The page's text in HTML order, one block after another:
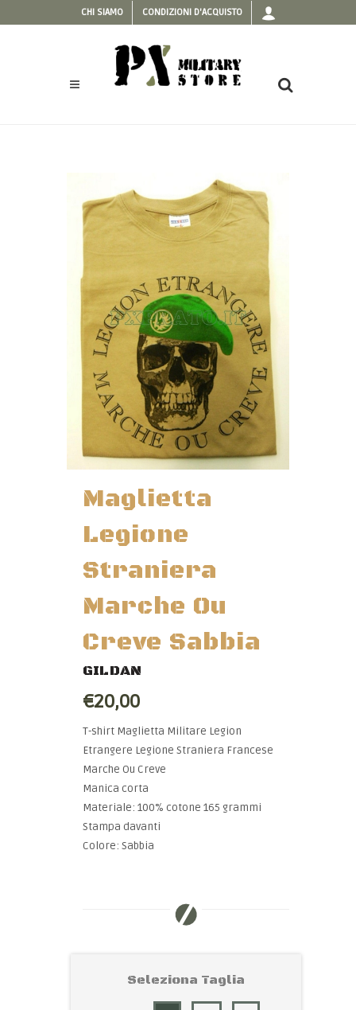
CHI SIAMO CONDIZIONI D'ACQUISTO
Maglietta
Legione
Straniera
Marche Ou
Creve Sabbia
GILDAN
€20,00
T-shirt Maglietta Militare Legion
Etrangere Legione Straniera Francese
Marche Ou Creve
Manica corta
Materiale: 100% cotone 165 grammi
Stampa davanti
Colore: Sabbia
Seleziona Taglia